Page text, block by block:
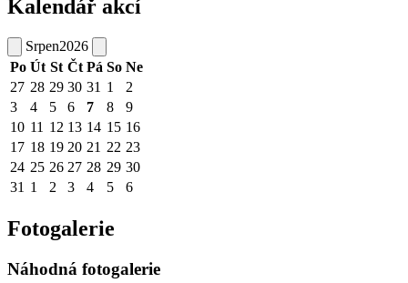
Kalendář akcí
Srpen2026
Po Út St Čt Pá So Ne
27 28 29 30 31 1
2
3
4 5 6 7 8
9
10 11 12 13 14 15 16
17 18 19 20 21 22 23
24 25 26 27 28 29 30
31 1 2 3 4 5 6
Fotogalerie
Náhodná fotogalerie